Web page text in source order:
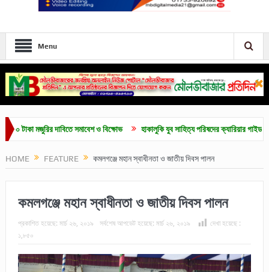
Menu
মজুরির দাবিতে সমাবেশ ও বিক্ষোভ হাকালুকি যুব সাহিত্য পরিষদের ক্যারিয়ার গাইডলাইন ও
HOME FEATURE কমলগঞ্জে মহান স্বাধীনতা ও জাতীয় দিবস পালন
কমলগঞ্জে মহান স্বাধীনতা ও জাতীয় দিবস পালন
প্রকাশিত হয়েছে: মার্চ ২৬, ২০১৯ সর্বশেষ আপডেট হয়েছে: মার্চ ২৬, ২০১৯
দেখা হয়েছে :
১,৮৫০